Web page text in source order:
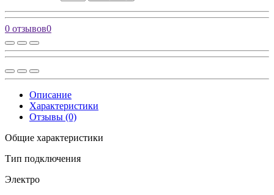
0 отзывов0
Описание
Характеристики
Отзывы (0)
Общие характеристики
Тип подключения
Электро